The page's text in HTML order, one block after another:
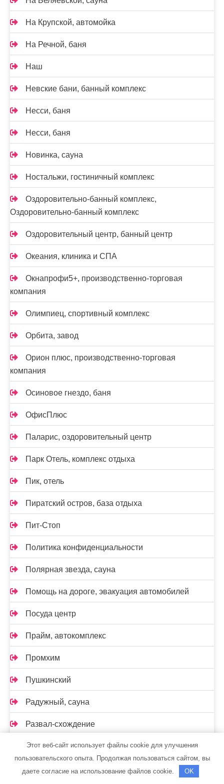
На Крупской, автомойка
На Речной, баня
Наш
Невские бани, банный комплекс
Несси, баня
Несси, баня
Новинка, сауна
Ностальжи, гостиничный комплекс
Оздоровительно-банный комплекс,
Оздоровительно-банный комплекс
Оздоровительный центр, банный центр
Океания, клиника и СПА
Окнапрофи5+, производственно-торговая
компания
Олимпиец, спортивный комплекс
Орбита, завод
Орион плюс, производственно-торговая
компания
Осиновое гнездо, баня
ОфисПлюс
Паларис, оздоровительный центр
Парк Отель, комплекс отдыха
Пик, отель
Пиратский остров, база отдыха
Пит-Стоп
Политика конфиденциальности
Полярная звезда, сауна
Помощь на дороге, эвакуация автомобилей
Посуда центр
Прайм, автокомплекс
Промхим
Пушкинский
Радужный, сауна
Развал-схождение
Реклама и Контакты
Ремавто
Этот веб-сайт использует файлы cookie для улучшения
пользовательского опыта. Продолжая пользоваться сайтом, вы
даете согласие на использование файлов cookie.
OK